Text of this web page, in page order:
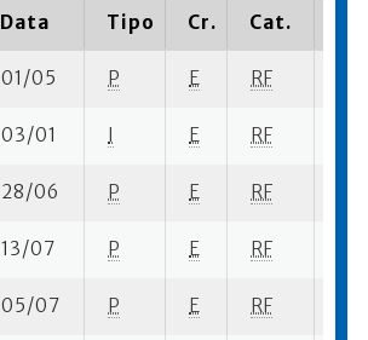
Data Tipo Cr. Cat.
01/05 P E RF
03/01 I E RF
28/06 P E RF
13/07 P E RF
05/07 P E RF